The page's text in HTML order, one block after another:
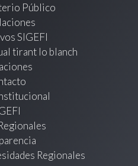
Público
SIGEFI
tirant lo blanch
Regionales